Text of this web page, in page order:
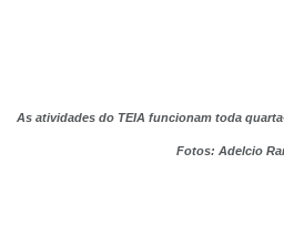
As atividades do TEIA funcionam toda
Fotos: Adelcio